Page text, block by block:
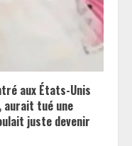
aux États-Unis
aurait tué une
juste devenir